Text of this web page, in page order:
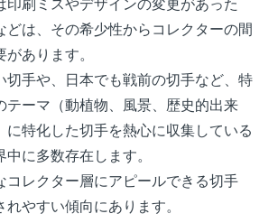
印刷ミスやデザインの変更があった
どは、その希少性からコレクターの間
あります。
切手や、日本でも戦前の切手など、特
テーマ（動植物、風景、歴史的出来
に特化した切手を熱心に収集している
に多数存在します。
コレクター層にアピールできる切手
やすい傾向にあります。